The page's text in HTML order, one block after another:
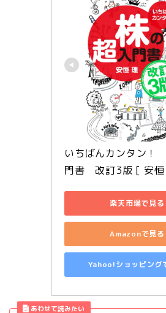
いちばんカンタン！
門書　改訂3版 [ 安
楽天市場で見る
Amazonで見る
Yahoo!ショッピング